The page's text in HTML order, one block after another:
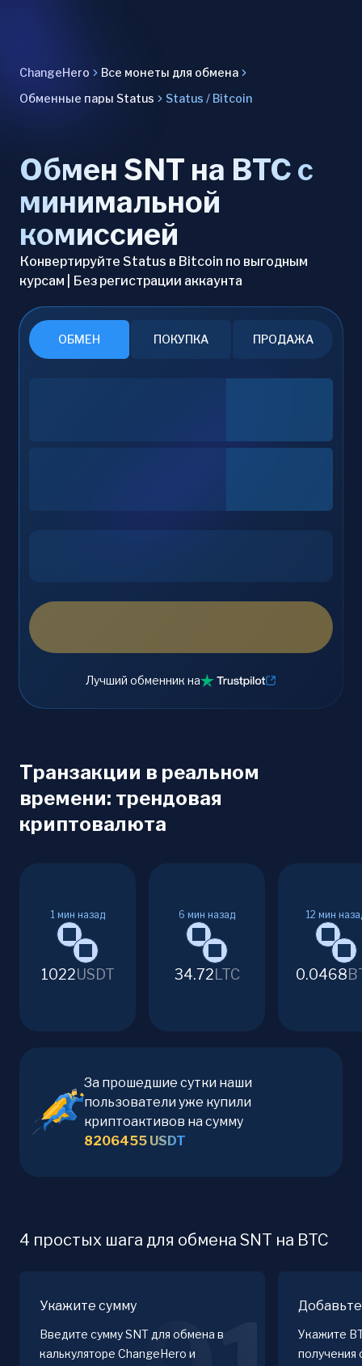
ChangeHero
Все монеты для обмена
Обменные пары Status
Status / Bitcoin
Обмен SNT на BTC с
минимальной
комиссией
Конвертируйте Status в Bitcoin по выгодным
курсам | Без регистрации аккаунта
ОБМЕН ПОКУПКА ПРОДАЖА
Лучший обменник на
Транзакции в реальном
времени: трендовая
криптовалюта
1 мин назад
1022USDT
6 мин назад
34.72LTC
12 мин
0.0468
За прошедшие сутки наши
пользователи уже купили
криптоактивов на сумму
8206455 USDT
4 простых шага для обмена SNT на BTC
Укажите сумму
Введите сумму SNT для обмена в
калькуляторе ChangeHero и
Укажите
получения